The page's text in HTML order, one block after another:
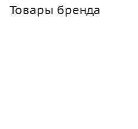
Товары бренда